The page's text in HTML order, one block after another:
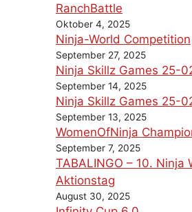
RanchBattle
Oktober 4, 2025
Ninja-World Competition
September 27, 2025
Ninja Skillz Games 25-
September 14, 2025
Ninja Skillz Games 25-
September 13, 2025
WomenOfNinja
September 7, 2025
TABALINGO – 10. Ninja
Aktionstag
August 30, 2025